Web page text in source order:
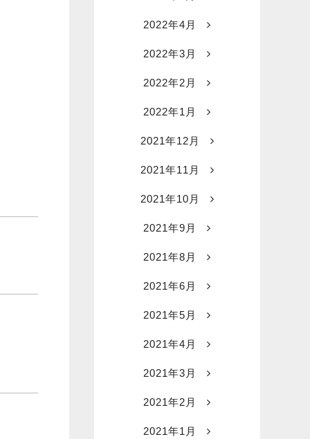
2022年4月
2022年3月
2022年2月
2022年1月
2021年12月
2021年11月
2021年10月
2021年9月
2021年8月
2021年6月
2021年5月
2021年4月
2021年3月
2021年2月
2021年1月